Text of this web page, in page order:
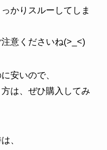
かりスルーしてしま
意くださいね(>_<)
安いので、
は、ぜひ購入してみ
、